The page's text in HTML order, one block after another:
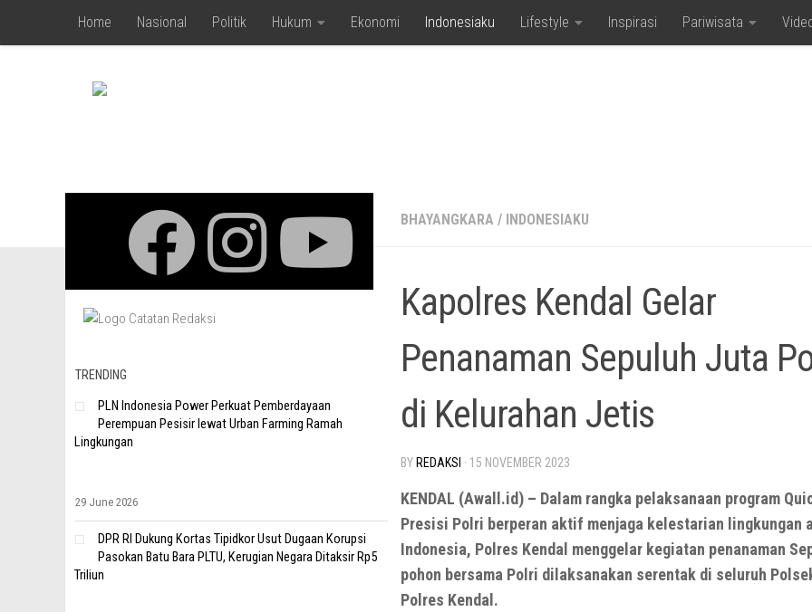
Skip to content
Home Nasional Politik Hukum Ekonomi Indonesiaku Lifestyle Inspirasi Pariwisata
BHAYANGKARA / INDONESIAKU
Kapolres Kendal Gelar
Penanaman Sepuluh Juta
di Kelurahan Jetis
BY REDAKSI · 15 NOVEMBER 2023
KENDAL (Awall.id) – Dalam rangka pelaksanaan program
Presisi Polri berperan aktif menjaga kelestarian lingkungan
Indonesia, Polres Kendal menggelar kegiatan penanaman
pohon bersama Polri dilaksanakan serentak di seluruh
Polres Kendal.
TRENDING
PLN Indonesia Power Perkuat Pemberdayaan
Perempuan Pesisir lewat Urban Farming Ramah
Lingkungan
29 June 2026
DPR RI Dukung Kortas Tipidkor Usut Dugaan Korupsi
Pasokan Batu Bara PLTU, Kerugian Negara Ditaksir Rp5
Triliun